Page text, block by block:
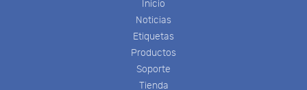
Inicio
Noticias
Etiquetas
Productos
Soporte
Tienda